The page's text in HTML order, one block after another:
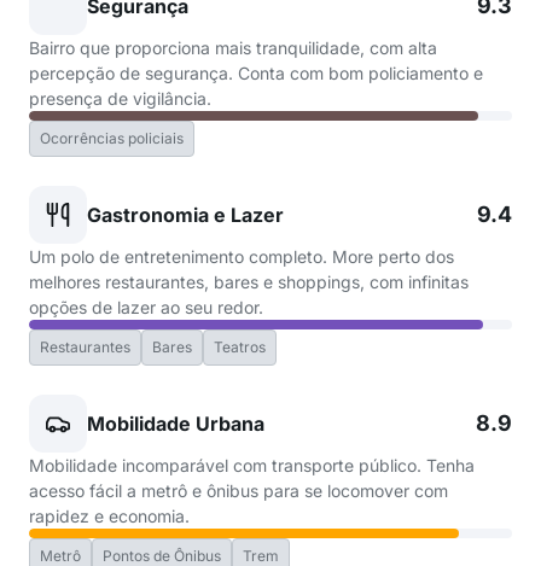
Segurança 9.3
Bairro que proporciona mais tranquilidade, com alta
percepção de segurança. Conta com bom policiamento e
presença de vigilância.
Ocorrências policiais
Gastronomia e Lazer 9.4
Um polo de entretenimento completo. More perto dos
melhores restaurantes, bares e shoppings, com infinitas
opções de lazer ao seu redor.
Restaurantes Bares Teatros
Mobilidade Urbana 8.9
Mobilidade incomparável com transporte público. Tenha
acesso fácil a metrô e ônibus para se locomover com
rapidez e economia.
Metrô Pontos de Ônibus Trem